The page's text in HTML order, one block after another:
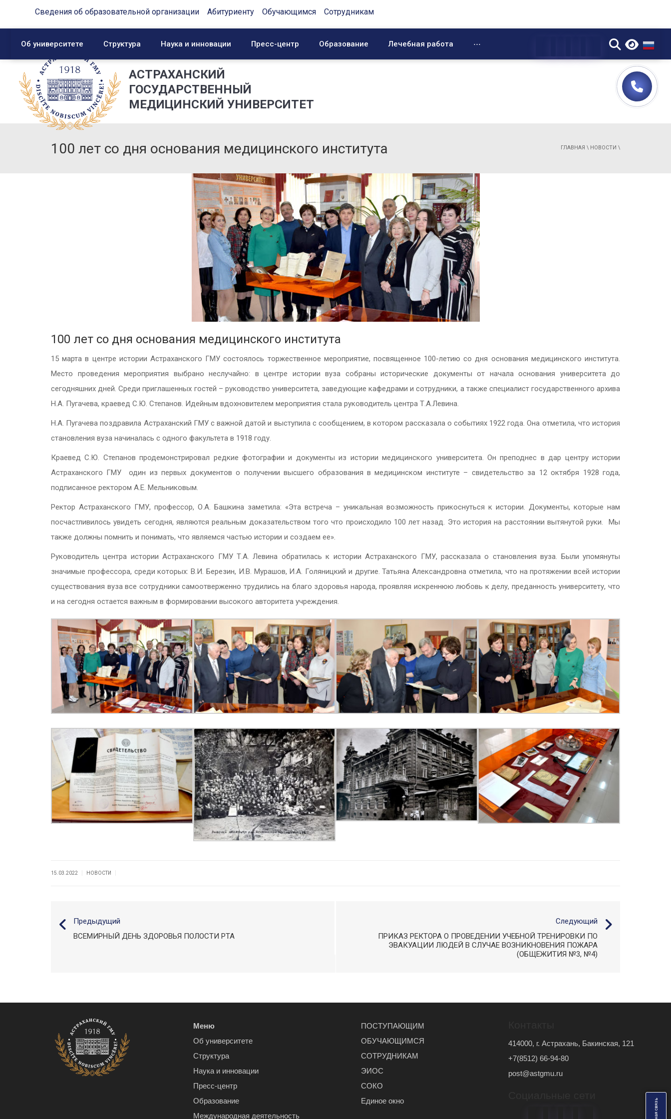
ь
Сведения об образовательной организации Абитуриенту Обучающимся Сотрудникам
Об университете Структура Наука и инновации Пресс-центр Образование Лечебная работа ⋯ ▼
АСТРАХАНСКИЙ
ГОСУДАРСТВЕННЫЙ
МЕДИЦИНСКИЙ УНИВЕРСИТЕТ
100 лет со дня основания медицинского института ГЛАВНАЯ \ НОВОСТИ \
100 лет со дня основания медицинского института
15 марта в центре истории Астраханского ГМУ состоялось торжественное мероприятие, посвященное 100-летию со дня основания медицинского института.
Место проведения мероприятия выбрано неслучайно: в центре истории вуза собраны исторические документы от начала основания университета до
сегодняшних дней. Среди приглашенных гостей – руководство университета, заведующие кафедрами и сотрудники, а также специалист государственного архива
Н.А. Пугачева, краевед С.Ю. Степанов. Идейным вдохновителем мероприятия стала руководитель центра Т.А.Левина.
Н.А. Пугачева поздравила Астраханский ГМУ с важной датой и выступила с сообщением, в котором рассказала о событиях 1922 года. Она отметила, что история
становления вуза начиналась с одного факультета в 1918 году.
Краевед С.Ю. Степанов продемонстрировал редкие фотографии и документы из истории медицинского университета. Он преподнес в дар центру истории
Астраханского ГМУ один из первых документов о получении высшего образования в медицинском институте – свидетельство за 12 октября 1928 года,
подписанное ректором А.Е. Мельниковым.
Ректор Астраханского ГМУ, профессор, О.А. Башкина заметила: «Эта встреча – уникальная возможность прикоснуться к истории. Документы, которые нам
посчастливилось увидеть сегодня, являются реальным доказательством того что происходило 100 лет назад. Это история на расстоянии вытянутой руки. Мы
также должны помнить и понимать, что являемся частью истории и создаем ее».
Руководитель центра истории Астраханского ГМУ Т.А. Левина обратилась к истории Астраханского ГМУ, рассказала о становления вуза. Были упомянуты
значимые профессора, среди которых: В.И. Березин, И.В. Мурашов, И.А. Голяницкий и другие. Татьяна Александровна отметила, что на протяжении всей истории
существования вуза все сотрудники самоотверженно трудились на благо здоровья народа, проявляя искреннюю любовь к делу, преданность университету, что
и на сегодня остается важным в формировании высокого авторитета учреждения.
15.03.2022 НОВОСТИ
Предыдущий
ВСЕМИРНЫЙ ДЕНЬ ЗДОРОВЬЯ ПОЛОСТИ РТА
Следующий
ПРИКАЗ РЕКТОРА О ПРОВЕДЕНИИ УЧЕБНОЙ ТРЕНИРОВКИ ПО
ЭВАКУАЦИИ ЛЮДЕЙ В СЛУЧАЕ ВОЗНИКНОВЕНИЯ ПОЖАРА
(ОБЩЕЖИТИЯ №3, №4)
Меню
Об университете
Структура
Наука и инновации
Пресс-центр
Образование
Международная деятельность
ПОСТУПАЮЩИМ
ОБУЧАЮЩИМСЯ
СОТРУДНИКАМ
ЭИОС
СОКО
Единое окно
414000, г. Астрахань, Бакинская, 121
+7(8512) 66-94-80
post@astgmu.ru